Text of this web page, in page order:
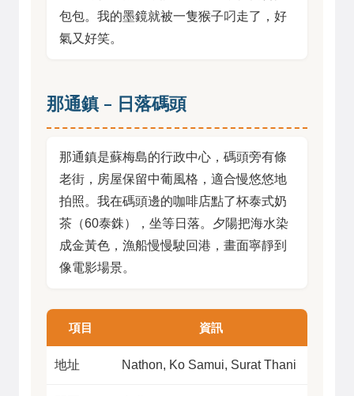
包包。我的墨鏡就被一隻猴子叼走了，好
氣又好笑。
那通鎮 – 日落碼頭
那通鎮是蘇梅島的行政中心，碼頭旁有條
老街，房屋保留中葡風格，適合慢悠悠地
拍照。我在碼頭邊的咖啡店點了杯泰式奶
茶（60泰銖），坐等日落。夕陽把海水染
成金黃色，漁船慢慢駛回港，畫面寧靜到
像電影場景。
項目 資訊
地址 Nathon, Ko Samui, Surat Thani